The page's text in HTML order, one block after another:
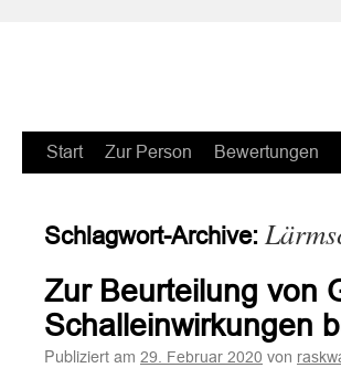
Zum
springen
Start Zur Person Bewertungen
Schlagwort-Archive:
Zur Beurteilung von
Schalleinwirkungen
Publiziert am 29. Februar 2020 von